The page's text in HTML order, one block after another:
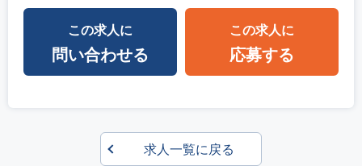
この求人に
問い合わせる
この求人に
応募する
求人一覧に戻る